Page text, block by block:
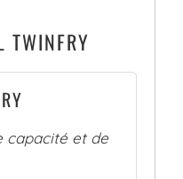
TWINFRY
capacité et de